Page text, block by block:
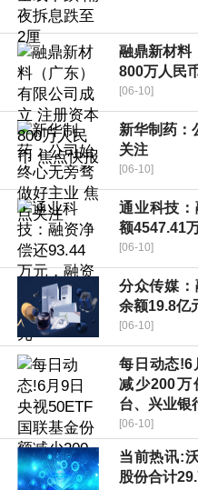
融鼎新材料
800万人民
[06-10]
新华制药：
关注
[06-10]
通业科技
额4547.41
[06-10]
分众传媒
余额19.8亿
[06-10]
每日动态!6
减少200万
台、兴业银
[06-10]
当前热讯:
股份合计